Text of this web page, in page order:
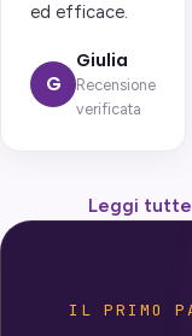
ed efficace.
G
Giulia
Recensione
verificata
Leggi
IL PRIMO